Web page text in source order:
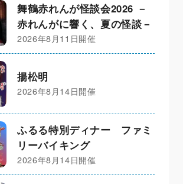
舞鶴赤れんが怪談会2026 －
赤れんがに響く、夏の怪談－
2026年8月11日開催
揚松明
2026年8月14日開催
ふるる特別ディナー ファミ
リーバイキング
2026年8月14日開催